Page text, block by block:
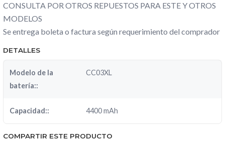
CONSULTA POR OTROS REPUESTOS PARA ESTE Y OTROS
MODELOS
Se entrega boleta o factura según requerimiento del comprador
DETALLES
Modelo de la
batería::
CC03XL
Capacidad:: 4400 mAh
COMPARTIR ESTE PRODUCTO